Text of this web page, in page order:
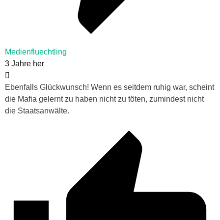
Medienfluechtling
3 Jahre her
Ebenfalls Glückwunsch! Wenn es seitdem ruhig war, scheint
die Mafia gelernt zu haben nicht zu töten, zumindest nicht
die Staatsanwälte.